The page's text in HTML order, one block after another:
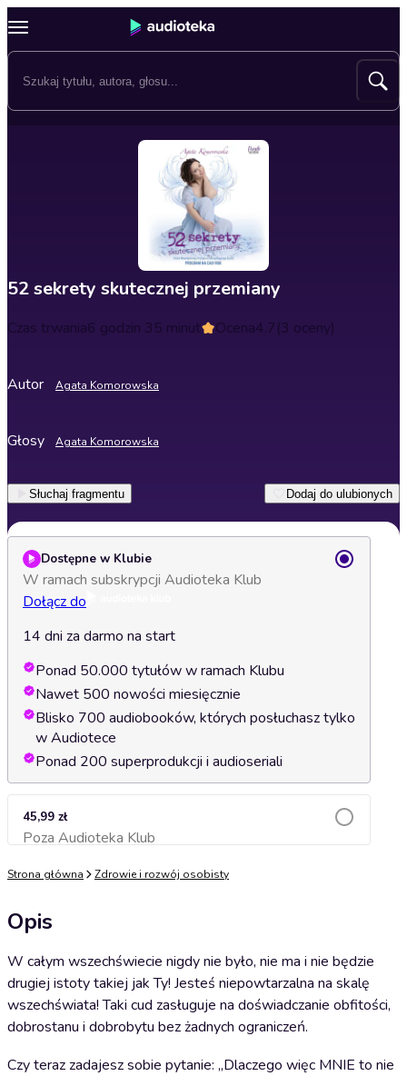
52 sekrety skutecznej przemiany
Czas trwania6 godzin 35 minut Ocena4.7(3 oceny)
Autor Agata Komorowska
Głosy Agata Komorowska
Słuchaj fragmentu Dodaj do ulubionych
Dostępne w Klubie
W ramach subskrypcji Audioteka Klub
Dołącz do
14 dni za darmo na start
Ponad 50.000 tytułów w ramach Klubu
Nawet 500 nowości miesięcznie
Blisko 700 audiobooków, których posłuchasz tylko
w Audiotece
Ponad 200 superprodukcji i audioseriali
45,99 zł
Poza Audioteka KlubDodaj do koszyka
Strona główna Zdrowie i rozwój osobisty
Opis
W całym wszechświecie nigdy nie było, nie ma i nie będzie
drugiej istoty takiej jak Ty! Jesteś niepowtarzalna na skalę
wszechświata! Taki cud zasługuje na doświadczanie obfitości,
dobrostanu i dobrobytu bez żadnych ograniczeń.
Czy teraz zadajesz sobie pytanie: „Dlaczego więc MNIE to nie